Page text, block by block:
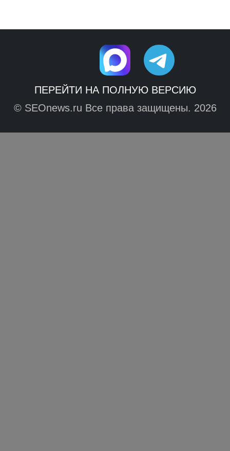
ПЕРЕЙТИ НА ПОЛНУЮ ВЕРСИЮ
© SEOnews.ru Все права защищены. 2026